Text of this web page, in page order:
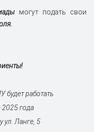
могут подать свои
работать
2025 года
ул. Ланге, 5